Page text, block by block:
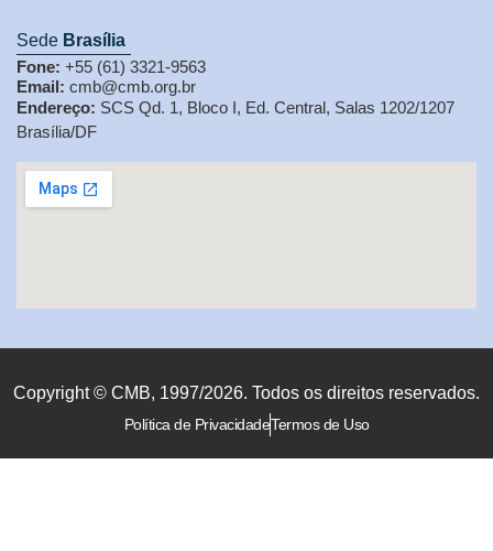
Sede Brasília
Fone: +55 (61) 3321-9563
Email: cmb@cmb.org.br
Endereço: SCS Qd. 1, Bloco I, Ed. Central, Salas 1202/1207
Brasília/DF
Copyright © CMB, 1997/2026. Todos os direitos reservados.
Política de PrivacidadeTermos de Uso